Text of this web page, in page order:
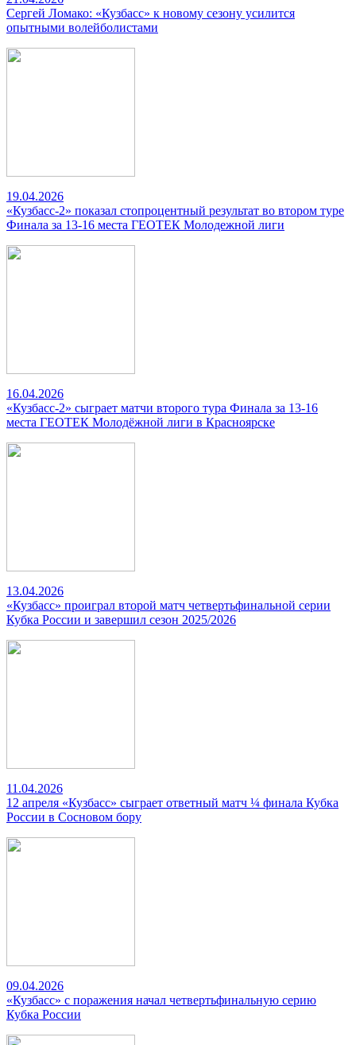
Сергей Ломако: «Кузбасс» к новому сезону усилится
опытными волейболистами
19.04.2026
«Кузбасс-2» показал стопроцентный результат во втором туре
Финала за 13-16 места ГЕОТЕК Молодежной лиги
16.04.2026
«Кузбасс-2» сыграет матчи второго тура Финала за 13-16
места ГЕОТЕК Молодёжной лиги в Красноярске
13.04.2026
«Кузбасс» проиграл второй матч четвертьфинальной серии
Кубка России и завершил сезон 2025/2026
11.04.2026
12 апреля «Кузбасс» сыграет ответный матч ¼ финала Кубка
России в Сосновом бору
09.04.2026
«Кузбасс» с поражения начал четвертьфинальную серию
Кубка России